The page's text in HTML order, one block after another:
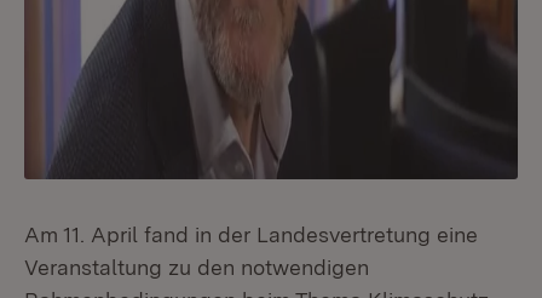
Am 11. April fand in der Landesvertretung eine
Veranstaltung zu den notwendigen